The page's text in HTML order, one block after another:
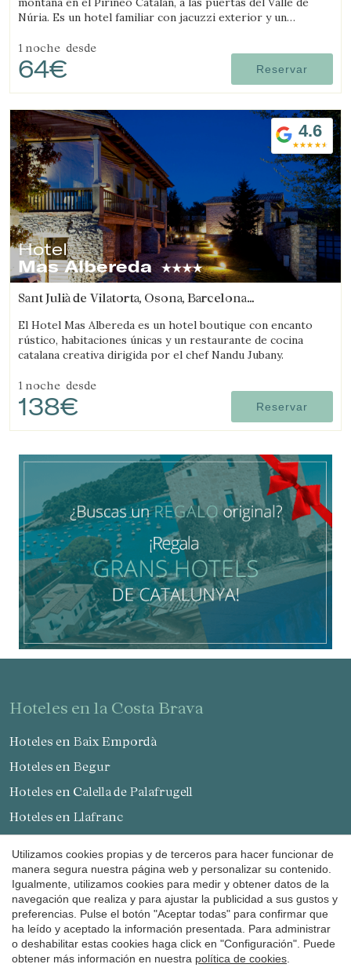
Núria. Es un hotel familiar con jacuzzi exterior y un
1 noche desde
64€ Reservar
4.6
Hotel
Mas Albereda
Sant Julià de Vilatorta, Osona, Barcelona
El Hotel Mas Albereda es un hotel boutique con encanto
rústico, habitaciones únicas y un restaurante de cocina
catalana creativa dirigida por el chef Nandu Jubany.
1 noche desde
138€ Reservar
hoteles en la Costa Brava
Hoteles en Baix Empordà
Hoteles en Begur
Hoteles en Calella de Palafrugell
Hoteles en Llafranc
Hoteles en Palamós
Hoteles en S'Agaró
Hoteles en Pals
Hoteles en Peratallada
Hoteles en Sant Antoni de Calonge
Utilizamos cookies propias y de terceros para hacer funcionar de
manera segura nuestra página web y personalizar su contenido.
Igualmente, utilizamos cookies para medir y obtener datos de la
navegación que realiza y para ajustar la publicidad a sus gustos y
preferencias. Pulse el botón "Aceptar todas" para confirmar que
ha leído y aceptado la información presentada. Para administrar
o deshabilitar estas cookies haga click en "Configuración". Puede
obtener más información en nuestra política de cookies
Guardar configuración